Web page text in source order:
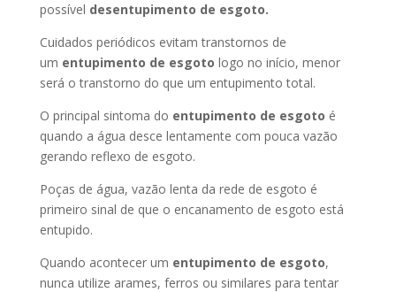
possível desentupimento de esgoto.
Cuidados periódicos evitam transtornos de
um entupimento de esgoto logo no início, menor
será o transtorno do que um entupimento total.
O principal sintoma do entupimento de esgoto é
quando a água desce lentamente com pouca vazão
gerando reflexo de esgoto.
Poças de água, vazão lenta da rede de esgoto é
primeiro sinal de que o encanamento de esgoto está
entupido.
Quando acontecer um entupimento de esgoto,
nunca utilize arames, ferros ou similares para tentar